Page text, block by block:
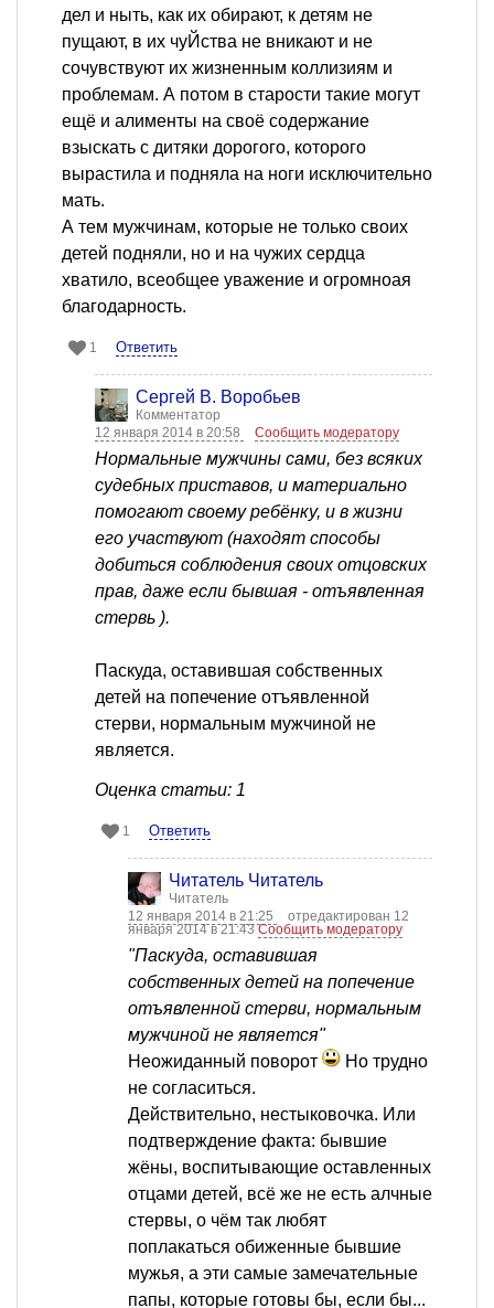
дел и ныть, как их обирают, к детям не
пущают, в их чуЙства не вникают и не
сочувствуют их жизненным коллизиям и
проблемам. А потом в старости такие могут
ещё и алименты на своё содержание
взыскать с дитяки дорогого, которого
вырастила и подняла на ноги исключительно
мать.
А тем мужчинам, которые не только своих
детей подняли, но и на чужих сердца
хватило, всеобщее уважение и огромноая
благодарность.
1 Ответить
Сергей В. Воробьев
Комментатор
12 января 2014 в 20:58
Сообщить модератору
Нормальные мужчины сами, без всяких
судебных приставов, и материально
помогают своему ребёнку, и в жизни
его участвуют (находят способы
добиться соблюдения своих отцовских
прав, даже если бывшая - отъявленная
стервь ).
Паскуда, оставившая собственных
детей на попечение отъявленной
стерви, нормальным мужчиной не
является.
Оценка статьи: 1
1 Ответить
Читатель Читатель
Читатель
12 января 2014 в 21:25
отредактирован 12
января 2014 в 21:43Сообщить модератору
"Паскуда, оставившая
собственных детей на попечение
отъявленной стерви, нормальным
мужчиной не является"
Неожиданный поворот
Но трудно
не согласиться.
Действительно, нестыковочка. Или
подтверждение факта: бывшие
жёны, воспитывающие оставленных
отцами детей, всё же не есть алчные
стервы, о чём так любят
поплакаться обиженные бывшие
мужья, а эти самые замечательные
папы, которые готовы бы, если бы...